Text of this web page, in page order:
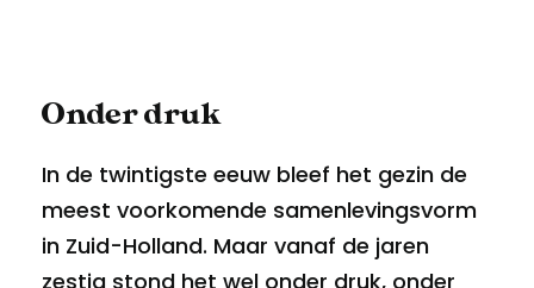
Onder druk
In de twintigste eeuw bleef het gezin de
meest voorkomende samenlevingsvorm
in Zuid-Holland. Maar vanaf de jaren
zestig stond het wel onder druk, onder